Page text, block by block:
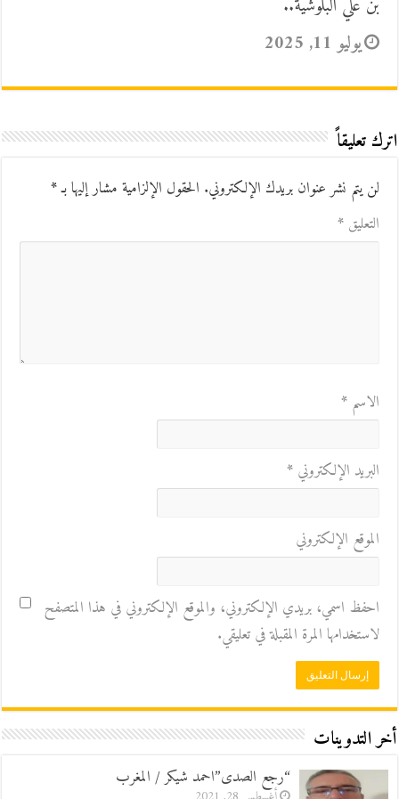
بن علي البلوشية..
يوليو 11, 2025
اترك تعليقاً
لن يتم نشر عنوان بريدك الإلكتروني. الحقول الإلزامية مشار إليها بـ*
التعليق*
الاسم*
البريد الإلكتروني*
الموقع الإلكتروني
احفظ اسمي، بريدي الإلكتروني، والموقع الإلكتروني في هذا المتصفح
لاستخدامها المرة المقبلة في تعليقي.
أخر التدوينات
“رجع الصدى”احمد شيكر / المغرب